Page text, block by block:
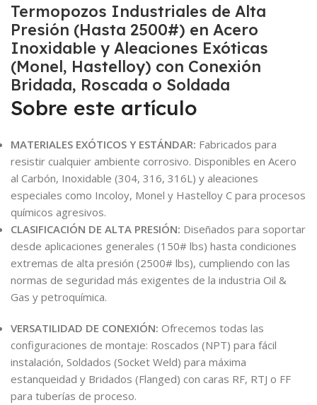
Termopozos Industriales de Alta
Presión (Hasta 2500#) en Acero
Inoxidable y Aleaciones Exóticas
(Monel, Hastelloy) con Conexión
Bridada, Roscada o Soldada
Sobre este artículo
MATERIALES EXÓTICOS Y ESTÁNDAR: Fabricados para
resistir cualquier ambiente corrosivo. Disponibles en Acero
al Carbón, Inoxidable (304, 316, 316L) y aleaciones
especiales como Incoloy, Monel y Hastelloy C para procesos
químicos agresivos.
CLASIFICACIÓN DE ALTA PRESIÓN: Diseñados para soportar
desde aplicaciones generales (150# lbs) hasta condiciones
extremas de alta presión (2500# lbs), cumpliendo con las
normas de seguridad más exigentes de la industria Oil &
Gas y petroquímica.
VERSATILIDAD DE CONEXIÓN: Ofrecemos todas las
configuraciones de montaje: Roscados (NPT) para fácil
instalación, Soldados (Socket Weld) para máxima
estanqueidad y Bridados (Flanged) con caras RF, RTJ o FF
para tuberías de proceso.